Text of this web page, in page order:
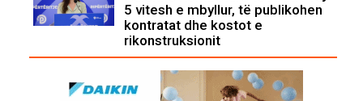
5 vitesh e mbyllur, të publikohen
kontratat dhe kostot e
rikonstruksionit